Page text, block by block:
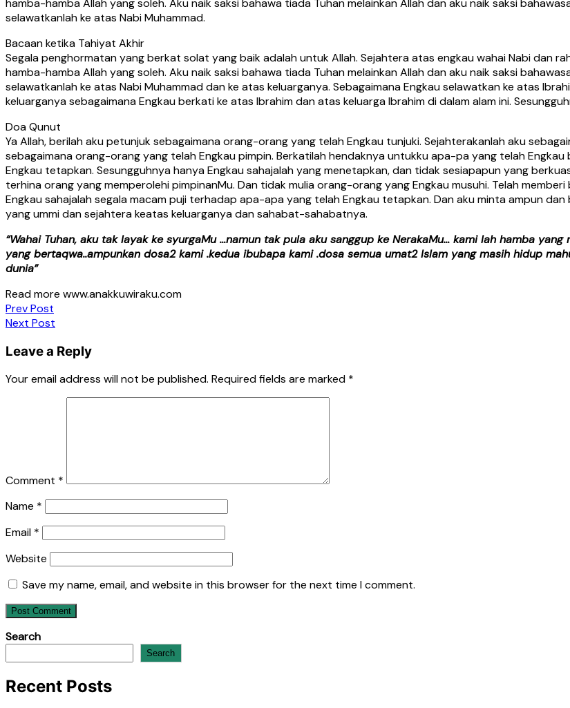
hamba-hamba Allah yang soleh. Aku naik saksi bahawa tiada Tuhan melainkan Allah dan aku naik saksi
selawatkanlah ke atas Nabi Muhammad.
Bacaan ketika Tahiyat Akhir
Segala penghormatan yang berkat solat yang baik adalah untuk Allah. Sejahtera atas engkau wahai Nabi dan
hamba-hamba Allah yang soleh. Aku naik saksi bahawa tiada Tuhan melainkan Allah dan aku naik saksi
selawatkanlah ke atas Nabi Muhammad dan ke atas keluarganya. Sebagaimana Engkau selawatkan ke atas
keluarganya sebagaimana Engkau berkati ke atas Ibrahim dan atas keluarga Ibrahim di dalam alam ini.
Doa Qunut
Ya Allah, berilah aku petunjuk sebagaimana orang-orang yang telah Engkau tunjuki. Sejahterakanlah aku
sebagaimana orang-orang yang telah Engkau pimpin. Berkatilah hendaknya untukku apa-pa yang telah
Engkau tetapkan. Sesungguhnya hanya Engkau sahajalah yang menetapkan, dan tidak sesiapapun yang
terhina orang yang memperolehi pimpinanMu. Dan tidak mulia orang-orang yang Engkau musuhi. Telah
Engkau sahajalah segala macam puji terhadap apa-apa yang telah Engkau tetapkan. Dan aku minta ampun
yang ummi dan sejahtera keatas keluarganya dan sahabat-sahabatnya.
“Wahai Tuhan, aku tak layak ke syurgaMu …namun tak pula aku sanggup ke NerakaMu… kami lah hamba
yang bertaqwa..ampunkan dosa2 kami .kedua ibubapa kami .dosa semua umat2 Islam yang masih hidup
dunia”
Read more www.anakkuwiraku.com
Post
navigation
Prev Post
Next Post
Leave a Reply
Your email address will not be published. Required fields are marked *
Comment *
Name *
Email *
Website
Save my name, email, and website in this browser for the next time I comment.
Search
Search
Recent Posts